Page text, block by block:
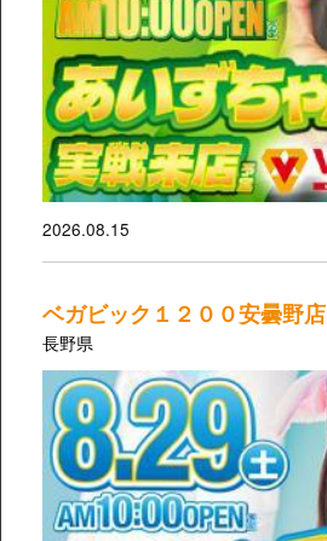
2026.08.15
ベガビック１２００安曇野店
長野県